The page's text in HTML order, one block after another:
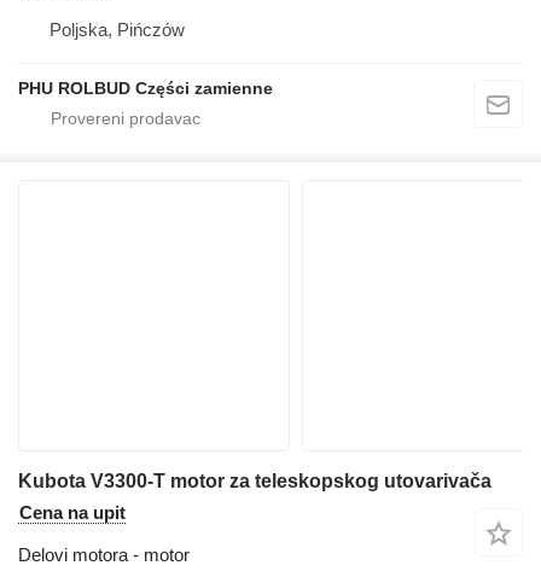
Poljska, Pińczów
PHU ROLBUD Części zamienne
Kubota V3300-T motor za teleskopskog utovarivača
Cena na upit
Delovi motora - motor